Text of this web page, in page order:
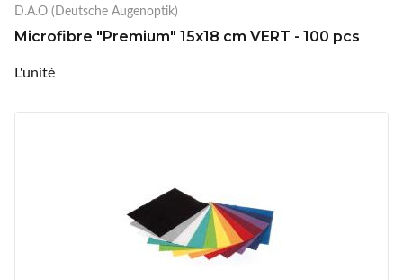
D.A.O (Deutsche Augenoptik)
Microfibre "Premium" 15x18 cm VERT - 100 pcs
L'unité